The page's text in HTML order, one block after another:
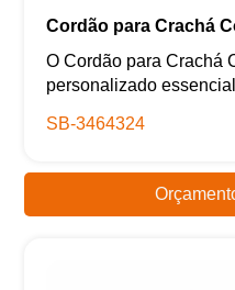
Cordão para Crachá
O Cordão para Crachá
personalizado
SB-3464324